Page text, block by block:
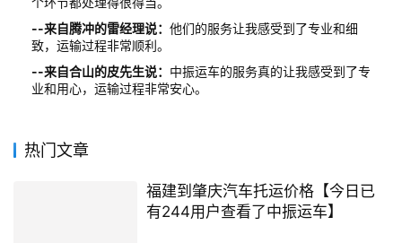
--来自腾冲的雷经理说： 他们的服务让我感受到了专业和细
致，运输过程非常顺利。
--来自合山的皮先生说： 中振运车的服务真的让我感受到了专
业和用心，运输过程非常安心。
热门文章
福建到肇庆汽车托运价格【今日已
有244用户查看了中振运车】